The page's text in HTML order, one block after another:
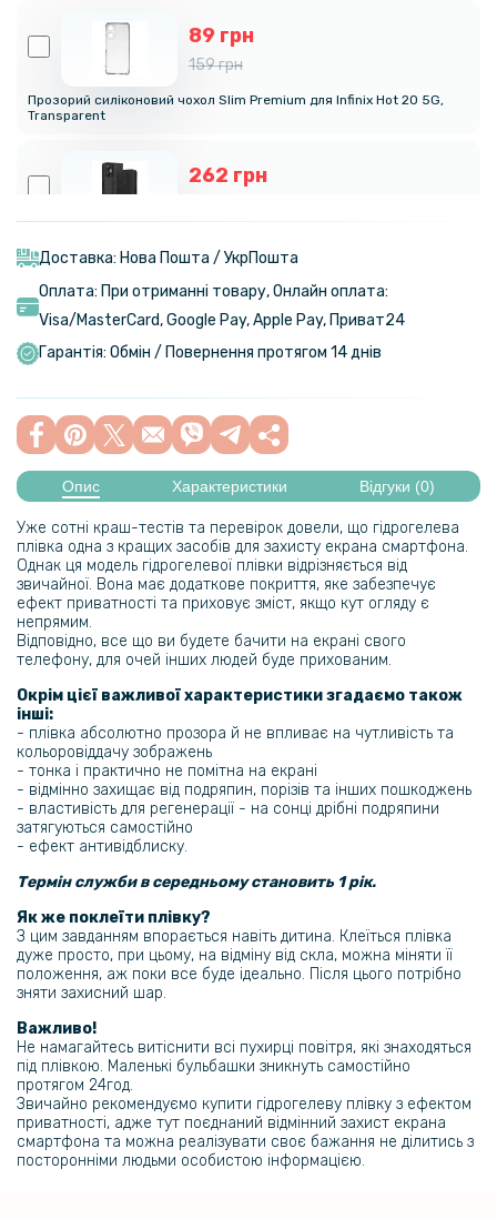
89 грн
159 грн
Прозорий силіконовий чохол Slim Premium для Infinix Hot 20 5G,
Transparent
262 грн
219 грн
299 грн
Чохол-накладка TPU Color Matte Ring для Infinix Hot 20 5G
169 грн
199 грн
Чохол-накладка TPU Color Matte Ring для Infinix Hot 20 4G
Доставка: Нова Пошта / УкрПошта
Оплата: При отриманні товару, Онлайн оплата:
Visa/MasterСard, Google Pay, Apple Pay, Приват24
Гарантія: Обмін / Повернення протягом 14 днів
Опис Характеристики Відгуки (0)
Уже сотні краш-тестів та перевірок довели, що гідрогелева
плівка одна з кращих засобів для захисту екрана смартфона.
Однак ця модель гідрогелевої плівки відрізняється від
звичайної. Вона має додаткове покриття, яке забезпечує
ефект приватності та приховує зміст, якщо кут огляду є
непрямим.
Відповідно, все що ви будете бачити на екрані свого
телефону, для очей інших людей буде прихованим.
Окрім цієї важливої характеристики згадаємо також
інші:
- плівка абсолютно прозора й не впливає на чутливість та
кольоровіддачу зображень
- тонка і практично не помітна на екрані
- відмінно захищає від подряпин, порізів та інших пошкоджень
- властивість для регенерації - на сонці дрібні подряпини
затягуються самостійно
- ефект антивідблиску.
Термін служби в середньому становить 1 рік.
Як же поклеїти плівку?
З цим завданням впорається навіть дитина. Клеїться плівка
дуже просто, при цьому, на відміну від скла, можна міняти її
положення, аж поки все буде ідеально. Після цього потрібно
зняти захисний шар.
Важливо!
Не намагайтесь витіснити всі пухирці повітря, які знаходяться
під плівкою. Маленькі бульбашки зникнуть самостійно
протягом 24год.
Звичайно рекомендуємо купити гідрогелеву плівку з ефектом
приватності, адже тут поєднаний відмінний захист екрана
смартфона та можна реалізувати своє бажання не ділитись з
посторонніми людьми особистою інформацією.